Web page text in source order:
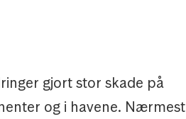
gjort stor skade på
og i havene. Nærmest